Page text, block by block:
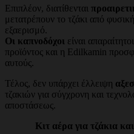
Επιπλέον, διατίθενται
μετατρέπουν το τζάκι από
εξαερισμό.
Οι καπνοδόχοι είναι
προϊόντος και η Edilkamin
αυτούς.
Τέλος, δεν υπάρχει έλλειψη
τζακιών για σύγχρονη και
αποστάσεως.
Κιτ αέρα για τζάκια